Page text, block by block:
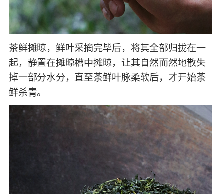
茶鲜摊晾，鲜叶采摘完毕后，将其全部归拢在一
起，静置在摊晾槽中摊晾，让其自然而然地散失
掉一部分水分，直至茶鲜叶脉柔软后，才开始茶
鲜杀青。